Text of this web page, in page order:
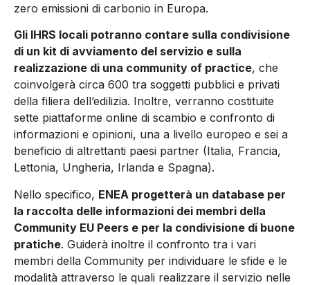
zero emissioni di carbonio in Europa.
Gli IHRS locali potranno contare sulla condivisione
di un kit di avviamento del servizio e sulla
realizzazione di una community of practice, che
coinvolgerà circa 600 tra soggetti pubblici e privati
della filiera dell’edilizia. Inoltre, verranno costituite
sette piattaforme online di scambio e confronto di
informazioni e opinioni, una a livello europeo e sei a
beneficio di altrettanti paesi partner (Italia, Francia,
Lettonia, Ungheria, Irlanda e Spagna).
Nello specifico, ENEA progetterà un database per
la raccolta delle informazioni dei membri della
Community EU Peers e per la condivisione di buone
pratiche. Guiderà inoltre il confronto tra i vari
membri della Community per individuare le sfide e le
modalità attraverso le quali realizzare il servizio nelle